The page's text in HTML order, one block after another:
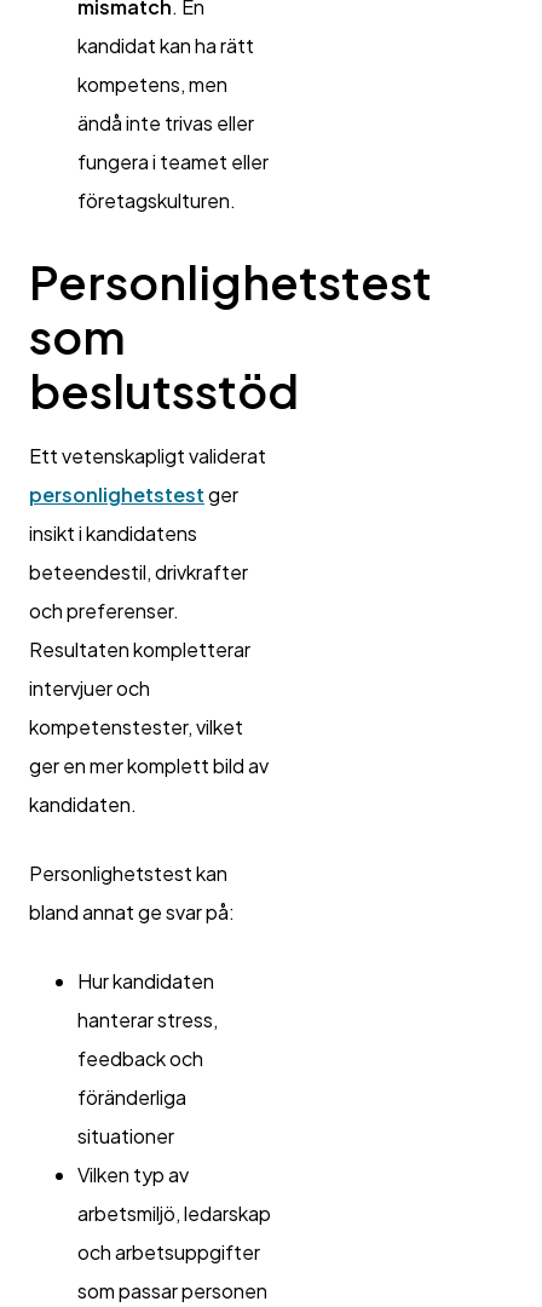
mismatch. En
kandidat kan ha rätt
kompetens, men
ändå inte trivas eller
fungera i teamet eller
företagskulturen.
Personlighetstest
som
beslutsstöd
Ett vetenskapligt validerat
personlighetstestger
insikt i kandidatens
beteendestil, drivkrafter
och preferenser.
Resultaten kompletterar
intervjuer och
kompetenstester, vilket
ger en mer komplett bild av
kandidaten.
Personlighetstest kan
bland annat ge svar på:
Hur kandidaten
hanterar stress,
feedback och
föränderliga
situationer
Vilken typ av
arbetsmiljö, ledarskap
och arbetsuppgifter
som passar personen